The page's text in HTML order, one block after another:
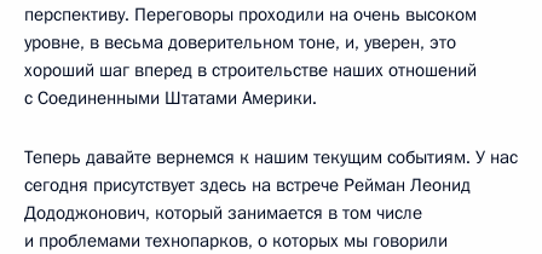
перспективу. Переговоры проходили на очень высоком
уровне, в весьма доверительном тоне, и, уверен, это
хороший шаг вперед в строительстве наших отношений
с Соединенными Штатами Америки.
Теперь давайте вернемся к нашим текущим событиям. У нас
сегодня присутствует здесь на встрече Рейман Леонид
Дододжонович, который занимается в том числе
и проблемами технопарков, о которых мы говорили